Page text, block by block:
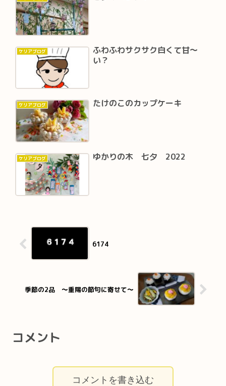
ケリアブログ
ふわふわサクサク白くて甘～
い？
ケリアブログ たけのこのカップケーキ
ケリアブログ ゆかりの木 七夕 2022
6174
季節の2品 〜重陽の節句に寄せて〜
コメント
コメントを書き込む